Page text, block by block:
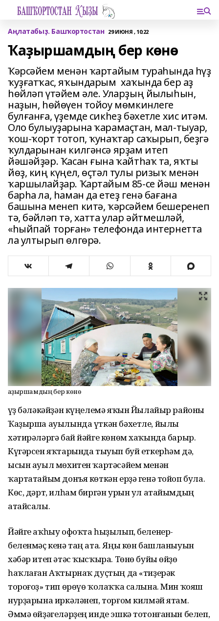
Аңлатабыҙ. Башҡортостан 29 ИЮНЯ , 10:22
Ҡаҙыршамдың бер көнө
Ҡәрсәйем менән ҡартайым тураһында һүҙ
ҡуҙғатҡас, яҡындарым хаҡында бер аҙ
һөйләп үтәйем әле. Уларҙың йылыһын,
наҙын, һөйөүен тойоу мөмкинлеге
булғанға, үҙемде сикһеҙ бәхетле хис итәм.
Оло булыуҙарына ҡарамаҫтан, мал-тыуар,
ҡош-ҡорт тотоп, ҡунаҡтар саҡырып, беҙгә
ҡулдарынан килгәнсә ярҙам итеп
йәшәйҙәр. Ҡасан ғына ҡайтһаҡ та, яҡты
йөҙ, киң күңел, өҫтәл тулы ризыҡ менән
ҡаршылайҙар. Ҡартайым 85-се йәш менән
барһа ла, һаман да етеҙ генә бағана
башына менеп китә, ҡәрсәйем бешеренеп
тә, бәйләп тә, хатта улар әйтмешләй,
«һыйпай торған» телефонда интернетта
ла ултырып өлгөрә.
Ҡаҙыршамдың бер көнө
Һүҙ бәләкәйҙән күңелемә яҡын Йылайыр районы
Ҡаҙырша ауылында үткән бәхетле, йылы
хәтирәләргә бай йәйге көнөм хаҡында барыр.
Күгәрсен яҡтарында тыуып буй еткерһәм дә,
ысын ауыл мөхитен ҡартәсәйем менән
ҡартатайым донъя көткән ерҙә генә тойоп була.
Көс, дәрт, илһам биргән урын ул атайымдың
атайсалы.
Йәйге аҡһыу офоҡта һыҙылып, беленер-
беленмәҫ кенә таң ата. Яңы көн башланыуын
хәбәр итеп әтәс ҡысҡыра. Төнө буйы өйҙө
һаҡлаған Аҡтырнаҡ дуҫтың да «тиҙерәк
тороғоҙ» тип өрөүө ҡолаҡҡа салына. Мин ҡояш
нурҙарына иркәләнеп, торғом килмәй ятам.
Әммә өйҙәгеләрҙең инде эшкә тотонғанын белеп,